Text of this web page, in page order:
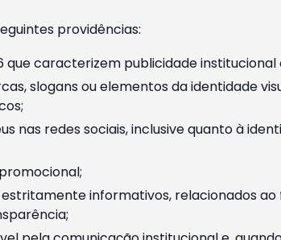
providências:
caracterizem publicidade
slogans ou elementos da identidade
nas redes sociais, inclusive quanto à
informativos, relacionados